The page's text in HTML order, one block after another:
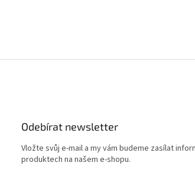
Odebírat newsletter
Vložte svůj e-mail a my vám budeme zasílat
produktech na našem e-shopu.